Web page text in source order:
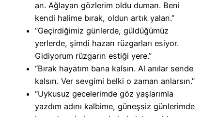
an. Ağlayan gözlerim oldu duman. Beni
kendi halime bırak, oldun artık yalan.”
“Geçirdiğimiz günlerde, güldüğümüz
yerlerde, şimdi hazan rüzgarları esiyor.
Gidiyorum rüzgarın estiği yere.”
“Bırak hayatım bana kalsın. Al anılar sende
kalsın. Ver sevgimi belki o zaman anlarsın.”
“Uykusuz gecelerimde göz yaşlarımla
yazdım adını kalbime, güneşsiz günlerimde